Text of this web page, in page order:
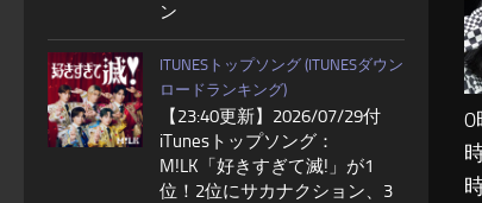
0
ン
ITUNESトップソング (ITUNESダウン
ロードランキング)
【23:40更新】2026/07/29付
iTunesトップソング：
M!LK「好きすぎて滅!」が1
位！2位にサカナクション、3